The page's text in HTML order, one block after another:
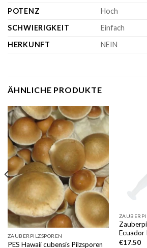
POTENZ
Hoch
SCHWIERIGKEIT
Einfach
HERKUNFT
NEIN
ÄHNLICHE PRODUKTE
ZAUBERPILZSPOREN
PES Hawaii cubensis Pilzsporen
Ecuador
€17.50